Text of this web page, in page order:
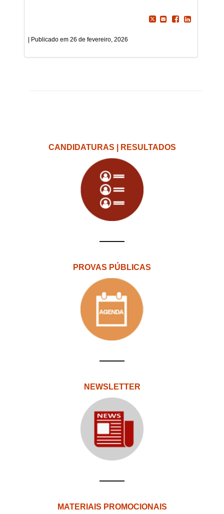
26 de fevereiro, 2026
CANDIDATURAS | RESULTADOS
PROVAS PÚBLICAS
NEWSLETTER
MATERIAIS PROMOCIONAIS